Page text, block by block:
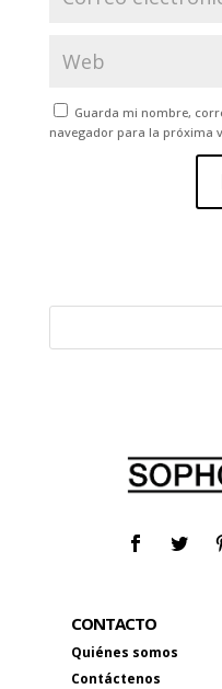
Guarda mi nombre,
navegador para la próxima
CONTACTO
Quiénes somos
Contáctenos